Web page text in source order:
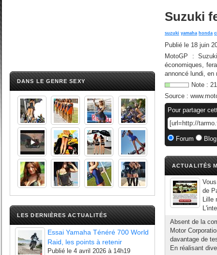
DANS LE GENRE SEXY
LES DERNIÈRES ACTUALITÉS
Essai Yamaha Ténéré 700 World
Raid, les points à retenir
Publié le 4 avril 2026 à 14h19
Suzuki
suzuki yamaha honda
Publié le 18 juin
MotoGP :
économiques,
annoncé lundi, en
Note : 21
Source :
Pour partager
Forum
ACTUALITÉS
de
Lille
Absent de la
Motor
davantage de
En réalisant